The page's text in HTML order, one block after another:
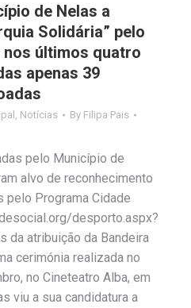
de Nelas a
Solidária” pelo
nos últimos quatro
apenas 39
Notícias By Filipa Pais
pelo Município de
alvo de reconhecimento
pelo Programa Cidade
desporto.aspx?
da atribuição da Bandeira
cerimónia realizada no
no Cineteatro Alba, em
viu a sua candidatura a